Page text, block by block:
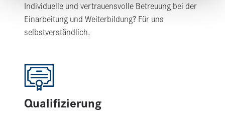
Individuelle und vertrauensvolle Betreuung bei der
Einarbeitung und Weiterbildung? Für uns
selbstverständlich.
Qualifizierung